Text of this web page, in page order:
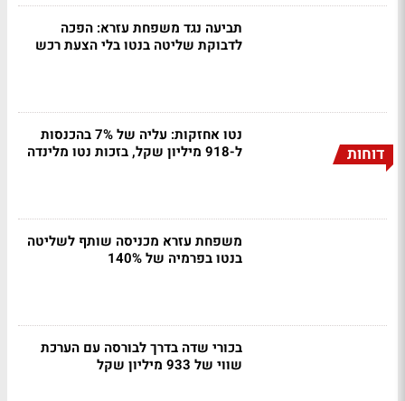
תביעה נגד משפחת עזרא: הפכה
לדבוקת שליטה בנטו בלי הצעת רכש
דוחות
נטו אחזקות: עליה של 7% בהכנסות
ל-918 מיליון שקל, בזכות נטו מלינדה
משפחת עזרא מכניסה שותף לשליטה
בנטו בפרמיה של 140%
בכורי שדה בדרך לבורסה עם הערכת
שווי של 933 מיליון שקל